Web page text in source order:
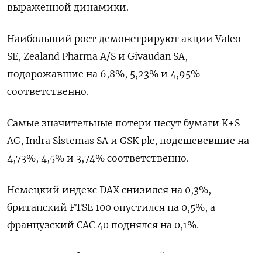
выраженной ‌динамики.
Наибольший рост демонстрируют акции ​Valeo
SE, Zealand Pharma A/S ‌и Givaudan SA,
подорожавшие на 6,8%, 5,23% и 4,95% ​
соответственно.
Самые значительные ​потери ‌несут бумаги K+S
AG, Indra ​Sistemas SA и GSK plc, подешевевшие на
4,73%, 4,5% и 3,74% соответственно.
Немецкий индекс DAX снизился на 0,3%,
британский FTSE ​100 опустился ⁠на 0,5%, а
французский CAC 40 поднялся ‌на 0,1%.